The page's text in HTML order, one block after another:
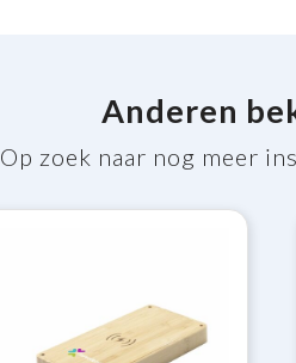
Anderen
Op zoek naar nog meer